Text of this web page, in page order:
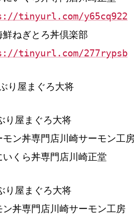
tinyurl.com/y65cq922
ぎとろ丼倶楽部
tinyurl.com/277rypsb
屋まぐろ大将
屋まぐろ大将
ン丼専門店川崎サーモン工
くら丼専門店川崎正堂
まぐろ大将
ン丼専門店川崎サーモン工房